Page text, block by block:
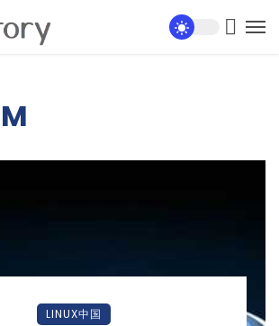
LINUX中国